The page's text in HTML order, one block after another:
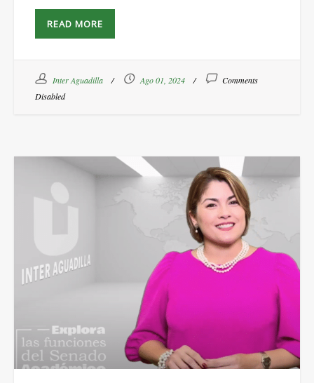
READ MORE
Inter Aguadilla Ago 01, 2024
Comments
Disabled